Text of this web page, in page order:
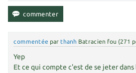
commentée par thanh Batracien fou (271
Yep
Et ce qui compte c'est de se jeter dans